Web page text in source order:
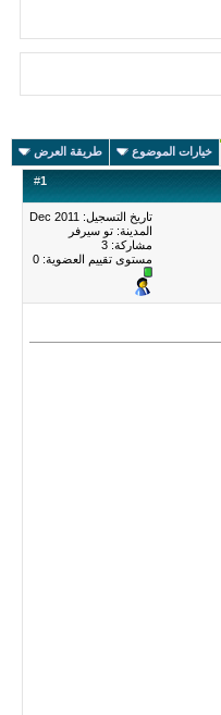
خيارات الموضوع طريقة العرض
#1
تاريخ التسجيل: Dec 2011
المدينة: تو سيرفر
مشاركة: 3
مستوى تقييم العضوية: 0